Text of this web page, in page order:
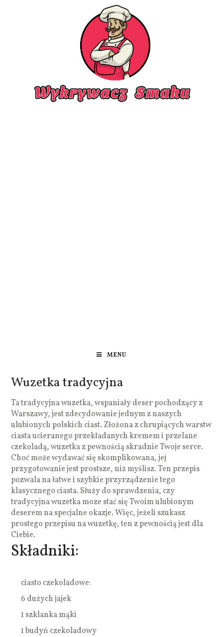
MENU
Wuzetka tradycyjna
Ta tradycyjna wuzetka, wspaniały deser pochodzący z
Warszawy, jest zdecydowanie jednym z naszych
ulubionych polskich ciast. Złożona z chrupiących warstw
ciasta ucieranego przekładanych kremem i przelane
czekoladą, wuzetka z pewnością skradnie Twoje serce.
Choć może wydawać się skomplikowana, jej
przygotowanie jest prostsze, niż myślisz. Ten przepis
pozwala na łatwe i szybkie przyrządzenie tego
klasycznego ciasta. Służy do sprawdzenia, czy
tradycyjna wuzetka moze stać się Twoim ulubionym
deserem na specjalne okazje. Więc, jeżeli szukasz
prostego przepisu na wuzetkę, ten z pewnością jest dla
Ciebie.
Składniki:
ciasto czekoladowe:
6 dużych jajek
1 szklanka mąki
1 budyń czekoladowy